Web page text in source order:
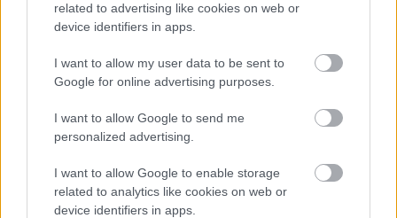
related to advertising like cookies on web or
device identifiers in apps.
I want to allow my user data to be sent to
Google for online advertising purposes.
I want to allow Google to send me
personalized advertising.
I want to allow Google to enable storage
related to analytics like cookies on web or
device identifiers in apps.
E-mail cím
Feliratkozom a hírlevélre és elfogadom az
FELIRATKOZÁS
LEGFRISSEBB